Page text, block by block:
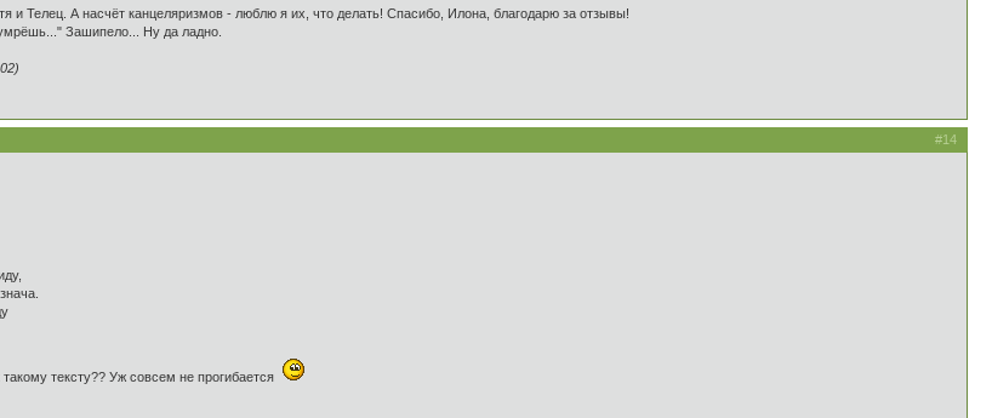
и Телец. А насчёт канцеляризмов - люблю я их, что делать! Спасибо, Илона, благодарю за отзывы!
Зашипело... Ну да ладно.
#14
тексту?? Уж совсем не прогибается